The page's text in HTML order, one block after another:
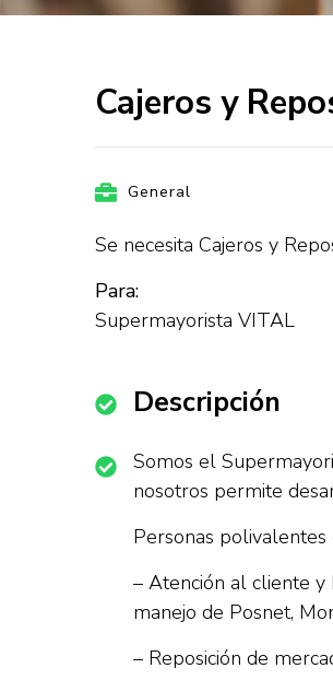
Cajeros y
General
Se necesita Cajeros y
Para:
Supermayorista VITAL
Descripción
Somos el
nosotros permite
Personas
– Atención al cliente y
manejo de Posnet,
– Reposición de